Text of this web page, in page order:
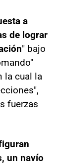
a
de lograr
" bajo
la cual la
fuerzas
un navío